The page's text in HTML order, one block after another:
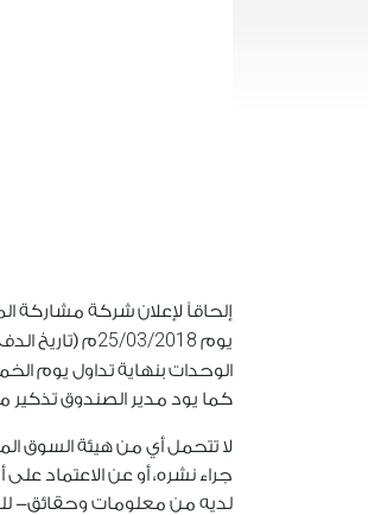
إلحاقاً لإعلان شركة مشاركة
يوم 25/03/2018م (تاريخ
الوحدات بنهاية تداول يوم
كما يود مدير الصندوق تذكير
لا تتحمل أي من هيئة السوق
جراء نشره، أو عن الاعتماد
لديه من معلومات وحقائق-